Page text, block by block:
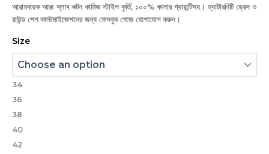
আরামদায়ক আরং স্লাব কটন কামিজ স্টাইল কুর্তি, ১০০% কালার গ্যারান্টিসহ। ম্যাটারনিটি ড্রেস ও
রাউন্ড শেপ কাস্টমাইজেশনের জন্য ফেসবুক পেজে যোগাযোগ করুন।
Size
34
36
38
40
42